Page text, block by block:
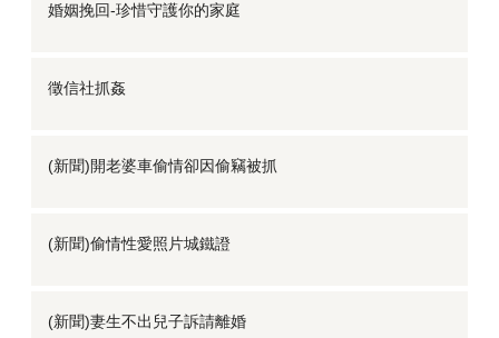
婚姻挽回-珍惜守護你的家庭
徵信社抓姦
(新聞)開老婆車偷情卻因偷竊被抓
(新聞)偷情性愛照片城鐵證
(新聞)妻生不出兒子訴請離婚